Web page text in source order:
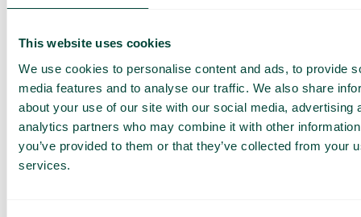
This website uses cookies
We use cookies to personalise content and ads, to provide
media features and to analyse our traffic. We also share
about your use of our site with our social media, advertising
analytics partners who may combine it with other
you’ve provided to them or that they’ve collected from your
services.
svarsställen, kösystem och. Dessa typer av tilläggstjänster
ingår i ditt nuvarande avtal och vilka du betalar extra för,
och jämför det med andra abonnemang.
Finns det ett abonnemang för IP-
telefoni som passar alla?